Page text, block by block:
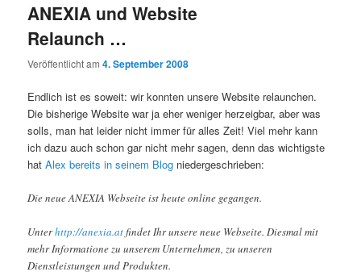
ANEXIA und Website
Relaunch …
Veröffentlicht am4. September 2008
Endlich ist es soweit: wir konnten unsere Website relaunchen.
Die bisherige Website war ja eher weniger herzeigbar, aber was
solls, man hat leider nicht immer für alles Zeit! Viel mehr kann
ich dazu auch schon gar nicht mehr sagen, denn das wichtigste
hatAlex bereits in seinem Blog niedergeschrieben:
Die neue ANEXIA Webseite ist heute online gegangen.
Unterhttp://anexia.atfindet Ihr unsere neue Webseite. Diesmal mit
mehr Informatione zu unserem Unternehmen, zu unseren
Dienstleistungen und Produkten.